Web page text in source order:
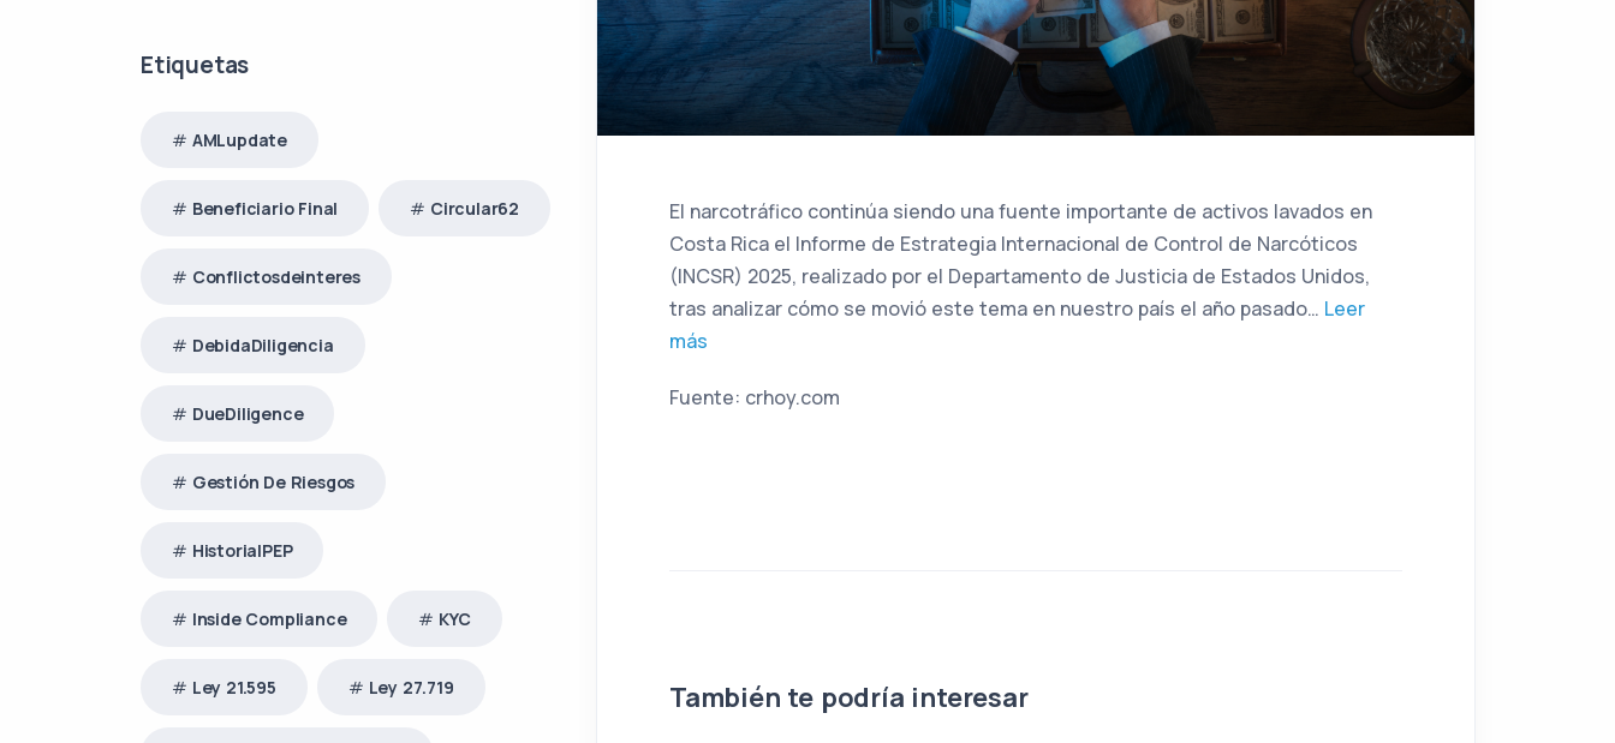
El narcotráfico continúa siendo una fuente importante de activos lavados en
Costa Rica el Informe de Estrategia Internacional de Control de Narcóticos
(INCSR) 2025, realizado por el Departamento de Justicia de Estados Unidos,
tras analizar cómo se movió este tema en nuestro país el año pasado… Leer
más
Fuente: crhoy.com
También te podría interesar
Etiquetas
AMLupdate
Beneficiario Final Circular62
Conflictosdeinteres
DebidaDiligencia
DueDiligence
Gestión De Riesgos
HistorialPEP
Inside Compliance KYC
Ley 21.595 Ley 27.719